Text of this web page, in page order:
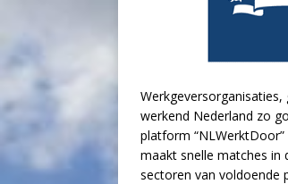
werkend Nederland zo
platform
maakt snelle matches in
sectoren van voldoende